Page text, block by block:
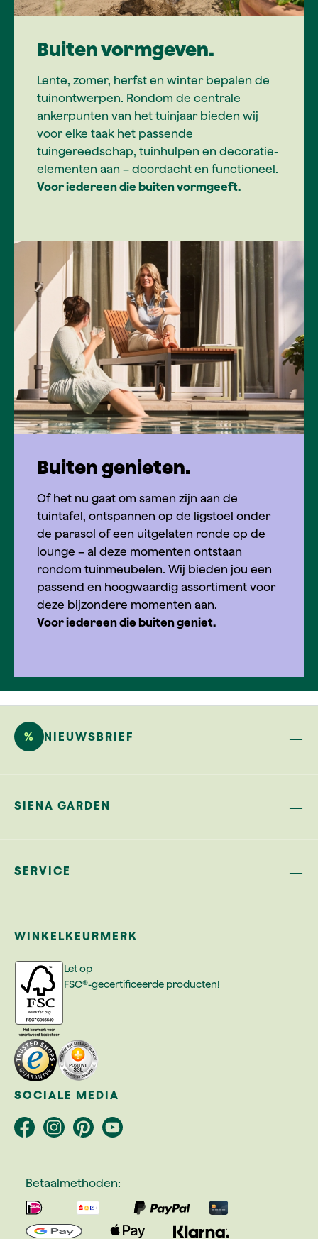
Buiten vormgeven.
Lente, zomer, herfst en winter bepalen de
tuinontwerpen. Rondom de centrale
ankerpunten van het tuinjaar bieden wij
voor elke taak het passende
tuingereedschap, tuinhulpen en decoratie-
elementen aan – doordacht en functioneel.
Voor iedereen die buiten vormgeeft.
Buiten genieten.
Of het nu gaat om samen zijn aan de
tuintafel, ontspannen op de ligstoel onder
de parasol of een uitgelaten ronde op de
lounge – al deze momenten ontstaan
rondom tuinmeubelen. Wij bieden jou een
passend en hoogwaardig assortiment voor
deze bijzondere momenten aan.
Voor iedereen die buiten geniet.
% NIEUWSBRIEF
SIENA GARDEN
SERVICE
WINKELKEURMERK
Let op
FSC®-gecertificeerde producten!
SOCIALE MEDIA
Betaalmethoden: